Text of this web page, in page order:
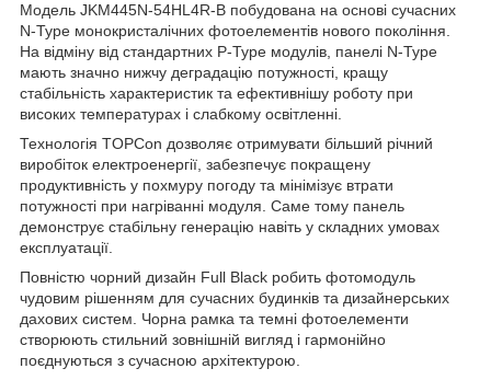
Модель JKM445N-54HL4R-B побудована на основі сучасних
N-Type монокристалічних фотоелементів нового покоління.
На відміну від стандартних P-Type модулів, панелі N-Type
мають значно нижчу деградацію потужності, кращу
стабільність характеристик та ефективнішу роботу при
високих температурах і слабкому освітленні.
Технологія TOPCon дозволяє отримувати більший річний
виробіток електроенергії, забезпечує покращену
продуктивність у похмуру погоду та мінімізує втрати
потужності при нагріванні модуля. Саме тому панель
демонструє стабільну генерацію навіть у складних умовах
експлуатації.
Повністю чорний дизайн Full Black робить фотомодуль
чудовим рішенням для сучасних будинків та дизайнерських
дахових систем. Чорна рамка та темні фотоелементи
створюють стильний зовнішній вигляд і гармонійно
поєднуються з сучасною архітектурою.